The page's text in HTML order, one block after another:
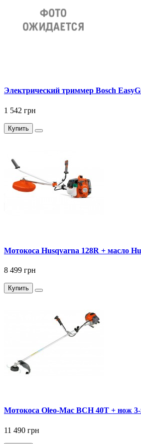
Электрический триммер Bosch
1 542 грн
Купить
Мотокоса Husqvarna 128R + масло
8 499 грн
Купить
Мотокоса Oleo-Mac BCH 40T + нож
11 490 грн